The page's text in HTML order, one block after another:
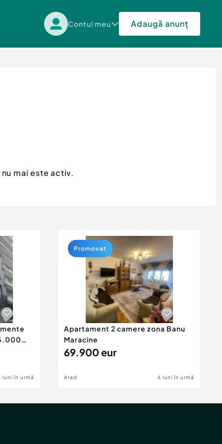
Contul meu Adaugă anunț
nu mai este activ.
luni în urmă
Apartament 2 camere zona Banu
Maracine
69.900 eur
Arad 6 luni în urmă
Promovat